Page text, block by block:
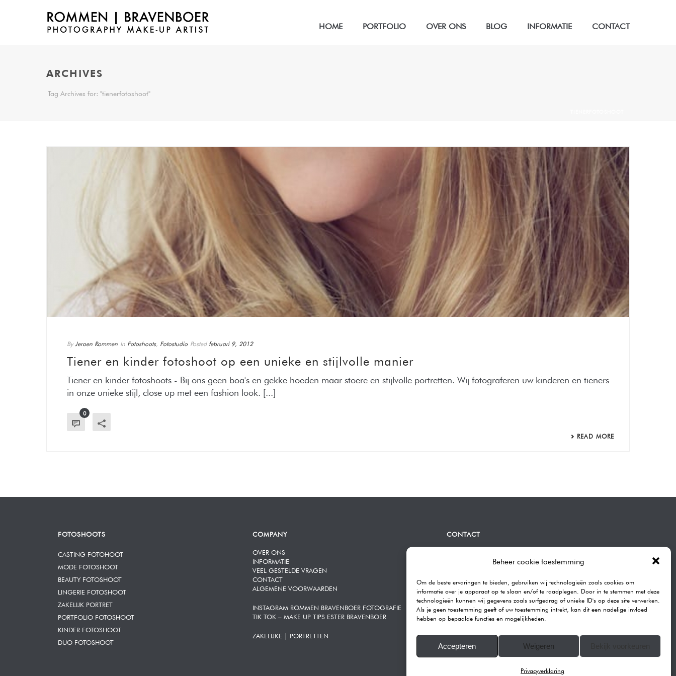
Beheer cookie toestemming
Om de beste ervaringen te bieden, gebruiken wij technologieën zoals cookies om
informatie over je apparaat op te slaan en/of te raadplegen. Door in te stemmen met deze
technologieën kunnen wij gegevens zoals surfgedrag of unieke ID's op deze site verwerken.
Als je geen toestemming geeft of uw toestemming intrekt, kan dit een nadelige invloed
hebben op bepaalde functies en mogelijkheden.
Accepteren Weigeren
Privacyverklaring
HOME PORTFOLIO OVER ONS BLOG INFORMATIE CONTACT
ARCHIVES
Tag Archives for: "tienerfotoshoot"
By Jeroen Rommen In Fotoshoots Fotostudio Posted februari 9, 2012
Tiener en kinder fotoshoot op een unieke en stijlvolle manier
Tiener en kinder fotoshoots - Bij ons geen boa's en gekke hoeden maar stoere en stijlvolle portretten. Wij fotograferen uw kinderen en tieners
in onze unieke stijl, close up met een fashion look. [...]
0
READ MORE
FOTOSHOOTS
CASTING FOTOHOOT
MODE FOTOSHOOT
BEAUTY FOTOSHOOT
LINGERIE FOTOSHOOT
ZAKELIJK PORTRET
PORTFOLIO FOTOSHOOT
KINDER FOTOSHOOT
DUO FOTOSHOOT
COMPANY
OVER ONS
INFORMATIE
VEEL GESTELDE VRAGEN
CONTACT
ALGEMENE VOORWAARDEN
INSTAGRAM ROMMEN BRAVENBOER FOTOGRAFIE
TIK TOK – MAKE UP TIPS ESTER BRAVENBOER
ZAKELIJKE | PORTRETTEN
CONTACT
Katendrechtse Lagedijk 443A
Telefoon: 0104101590
E-mail: info@rommenphotography.com
Our Reviews on Google
KVK: 68874537
All images on this website are copyrighted.